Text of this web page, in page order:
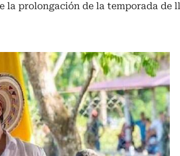
la prolongación de la temporada de